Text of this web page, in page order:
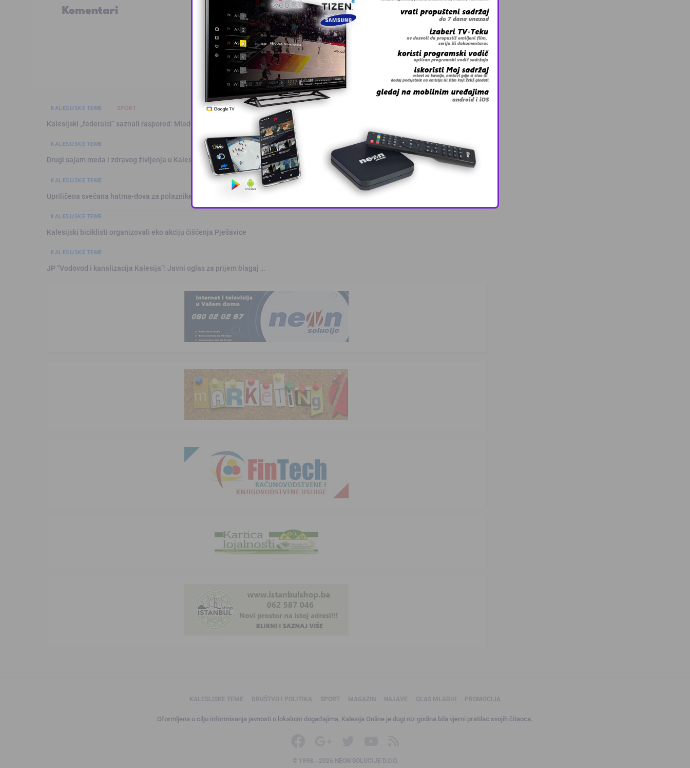
Komentari
KALESIJSKE TEME SPORT
Kalesijski „federalci“ saznali raspored: Mladost sezonu otvara u S …
KALESIJSKE TEME
Drugi sajam meda i zdravog življenja u Kalesiji okupio pčelare i lju …
KALESIJSKE TEME
Upriličena svečana hatma-dova za polaznike mekteba i odrasle u džem …
KALESIJSKE TEME
Kalesijski biciklisti organizovali eko akciju čišćenja Pješavice
KALESIJSKE TEME
JP “Vodovod i kanalizacija Kalesija”: Javni oglas za prijem blagaj …
KALESIJSKE TEME DRUŠTVO I POLITIKA SPORT MAGAZIN NAJAVE GLAS MLADIH PROMOCIJA
Oformljena u cilju informisanja javnosti o lokalnim događajima, Kalesija Online je dugi niz godina bila vjerni pratilac svojih čitaoca.
© 1998. -2026 NEON SOLUCIJE D.O.O.